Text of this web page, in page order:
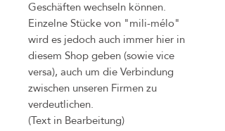
Geschäften wechseln können.
Einzelne Stücke von "mili-mélo"
wird es jedoch auch immer hier in
diesem Shop geben (sowie vice
versa), auch um die Verbindung
zwischen unseren Firmen zu
verdeutlichen.
(Text in Bearbeitung)